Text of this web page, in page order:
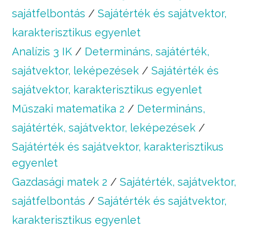
sajátfelbontás / Sajátérték és sajátvektor,
karakterisztikus egyenlet
Analízis 3 IK / Determináns, sajátérték,
sajátvektor, leképezések / Sajátérték és
sajátvektor, karakterisztikus egyenlet
Műszaki matematika 2 / Determináns,
sajátérték, sajátvektor, leképezések /
Sajátérték és sajátvektor, karakterisztikus
egyenlet
Gazdasági matek 2 / Sajátérték, sajátvektor,
sajátfelbontás / Sajátérték és sajátvektor,
karakterisztikus egyenlet